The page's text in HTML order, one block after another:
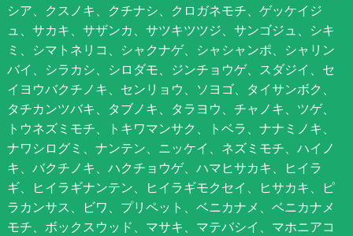
シア、クスノキ、クチナシ、クロガネモチ、ゲッケイジ
ュ、サカキ、サザンカ、サツキツツジ、サンゴジュ、シキ
ミ、シマトネリコ、シャクナゲ、シャシャンポ、シャリン
バイ、シラカシ、シロダモ、ジンチョウゲ、スダジイ、セ
イヨウバクチノキ、センリョウ、ソヨゴ、タイサンボク、
タチカンツバキ、タブノキ、タラヨウ、チャノキ、ツゲ、
トウネズミモチ、トキワマンサク、トベラ、ナナミノキ、
ナワシログミ、ナンテン、ニッケイ、ネズミモチ、ハイノ
キ、バクチノキ、ハクチョウゲ、ハマヒサカキ、ヒイラ
ギ、ヒイラギナンテン、ヒイラギモクセイ、ヒサカキ、ピ
ラカンサス、ビワ、プリペット、ベニカナメ、ベニカナメ
モチ、ボックスウッド、マサキ、マテバシイ、マホニアコ